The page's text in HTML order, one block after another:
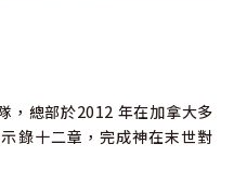
，總部於2012 年在加拿大多
錄十二章，完成神在末世對